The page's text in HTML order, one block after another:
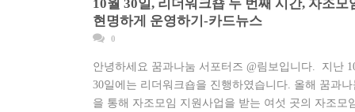
10월 30일, 리더워크숍 두 번째 시간, 자조모
현명하게 운영하기-카드뉴스
0
안녕하세요 꿈과나눔 서포터즈 @림보입니다. 지난
30일에는 리더워크숍을 진행하였습니다. 올해 꿈과나
을 통해 자조모임 지원사업을 받는 여섯 곳의 자조모